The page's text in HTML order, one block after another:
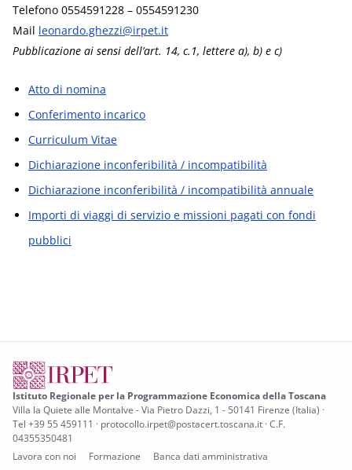
Telefono 0554591228 – 0554591230
Mail leonardo.ghezzi@irpet.it
Pubblicazione ai sensi dell’art. 14, c.1, lettere a), b) e c)
Atto di nomina
Conferimento incarico
Curriculum Vitae
Dichiarazione inconferibilità / incompatibilità
Dichiarazione inconferibilità / incompatibilità annuale
Importi di viaggi di servizio e missioni pagati con fondi
pubblici
Istituto Regionale per la Programmazione Economica della Toscana
Villa la Quiete alle Montalve - Via Pietro Dazzi, 1 - 50141 Firenze (Italia) ·
Tel +39 55 459111 · protocollo.irpet@postacert.toscana.it · C.F.
04355350481
Lavora con noi
Formazione Banca dati amministrativa